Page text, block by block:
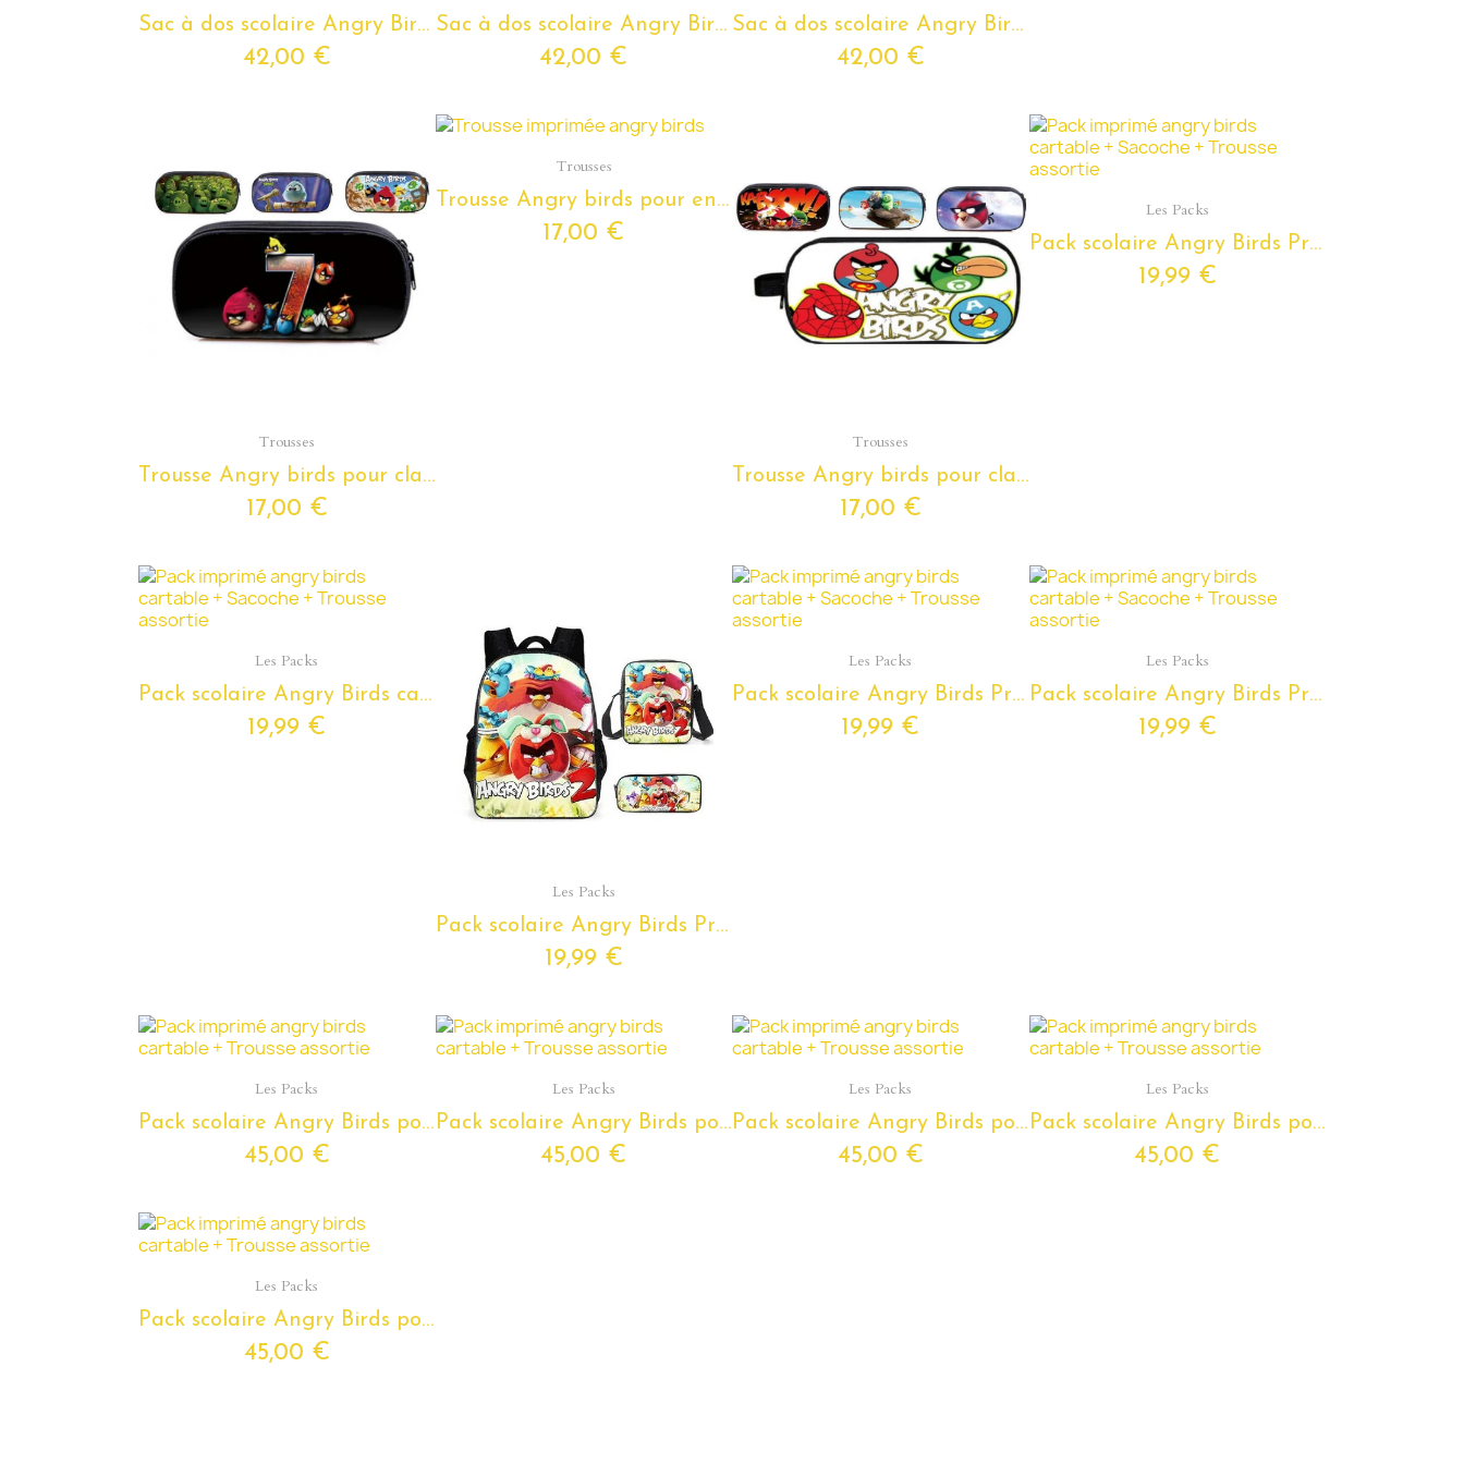
Sac à dos scolaire Angry Birds pour enfants de 6 ans 10 ans
42,00 €
Sac à dos scolaire Angry Birds pour enfants de 6 ans 10 ans
42,00 €
Sac à dos scolaire Angry Birds pour enfants de 6 ans 10 ans
42,00 €
Aperçu rapide
Trousses
Trousse Angry birds pour classes de primaire et maternelle
17,00 €
Aperçu rapide
Trousses
Trousse Angry birds pour enfants
17,00 €
Aperçu rapide
Trousses
Trousse Angry birds pour classes de primaire et maternelle
17,00 €
Aperçu rapide
Les Packs
Pack scolaire Angry Birds Primaire à composer - Cartable Angry Birds, Sacoche et Trousse - pour enfants du Cp au Cm2
19,99 €
Aperçu rapide
Les Packs
Pack scolaire Angry Birds cartable + Sacoche Trousse assortie
19,99 €
Aperçu rapide
Les Packs
Pack scolaire Angry Birds Primaire à composer - Cartable Angry Birds, Sacoche et Trousse - pour enfants du Cp au Cm2
19,99 €
Aperçu rapide
Les Packs
Pack scolaire Angry Birds Primaire à composer - Cartable Angry Birds, Sacoche et Trousse - pour enfants du Cp au Cm2
19,99 €
Aperçu rapide
Les Packs
Pack scolaire Angry Birds Primaire à composer - Cartable Angry Birds, Sacoche et Trousse - pour enfants du Cp au Cm2
19,99 €
Aperçu rapide
Les Packs
Pack scolaire Angry Birds pour classes de maternelle - Cartable Angry Bird avec la trousse assortie
45,00 €
Aperçu rapide
Les Packs
Pack scolaire Angry Birds pour classes de maternelle - Cartable Angry Bird avec la trousse assortie
45,00 €
Aperçu rapide
Les Packs
Pack scolaire Angry Birds pour classes de maternelle - Cartable Angry Bird avec la trousse assortie
45,00 €
Aperçu rapide
Les Packs
Pack scolaire Angry Birds pour classes de maternelle - Cartable Angry Bird avec la trousse assortie
45,00 €
Aperçu rapide
Les Packs
Pack scolaire Angry Birds pour classes de maternelle - Cartable Angry Bird avec la trousse assortie
45,00 €